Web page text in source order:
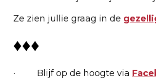
Ze zien jullie graag in de
♦♦♦
· Blijf op de hoogte via